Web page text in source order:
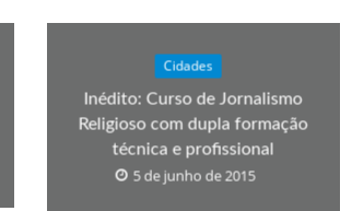
Cidades
Inédito: Curso de Jornalismo
Religioso com dupla formação
técnica e profissional
5 de junho de 2015